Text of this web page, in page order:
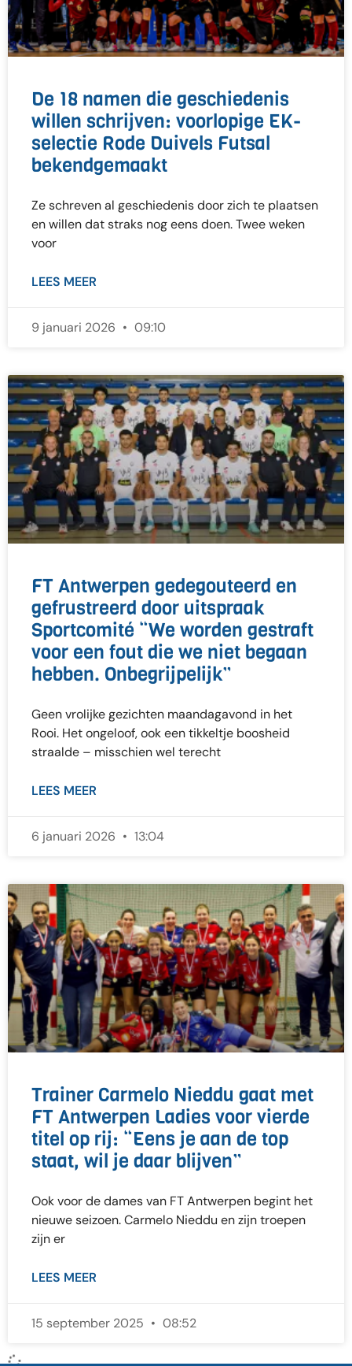
De 18 namen die geschiedenis
willen schrijven: voorlopige EK-
selectie Rode Duivels Futsal
bekendgemaakt
Ze schreven al geschiedenis door zich te plaatsen
en willen dat straks nog eens doen. Twee weken
voor
LEES MEER
9 januari 2026 09:10
FT Antwerpen gedegouteerd en
gefrustreerd door uitspraak
Sportcomité “We worden gestraft
voor een fout die we niet begaan
hebben. Onbegrijpelijk”
Geen vrolijke gezichten maandagavond in het
Rooi. Het ongeloof, ook een tikkeltje boosheid
straalde – misschien wel terecht
LEES MEER
6 januari 2026 13:04
Trainer Carmelo Nieddu gaat met
FT Antwerpen Ladies voor vierde
titel op rij: “Eens je aan de top
staat, wil je daar blijven”
Ook voor de dames van FT Antwerpen begint het
nieuwe seizoen. Carmelo Nieddu en zijn troepen
zijn er
LEES MEER
15 september 2025 08:52